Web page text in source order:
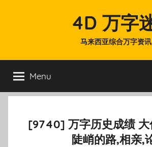
4D 万字
马来西亚综合万字资讯
Menu
[9740] 万字历史成绩 大
陡峭的路,相亲,